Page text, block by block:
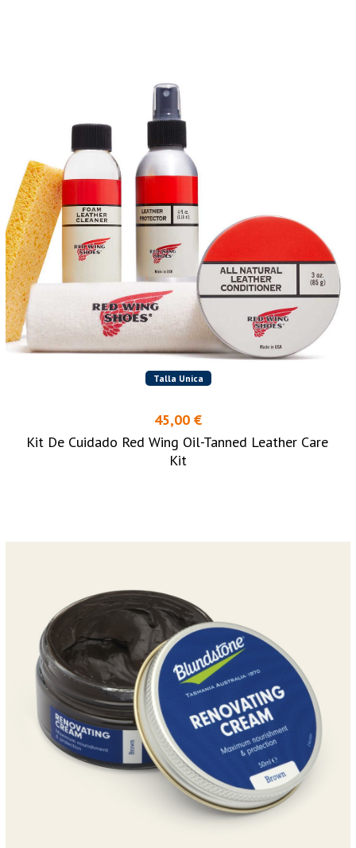
Talla Unica
45,00 €
Kit De Cuidado Red Wing Oil-Tanned Leather Care
Kit